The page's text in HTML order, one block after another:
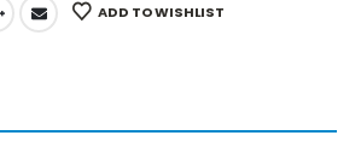
ADD TO WISHLIST